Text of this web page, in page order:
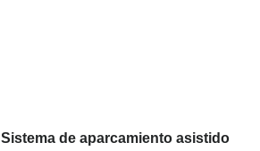
Sistema de aparcamiento asistido